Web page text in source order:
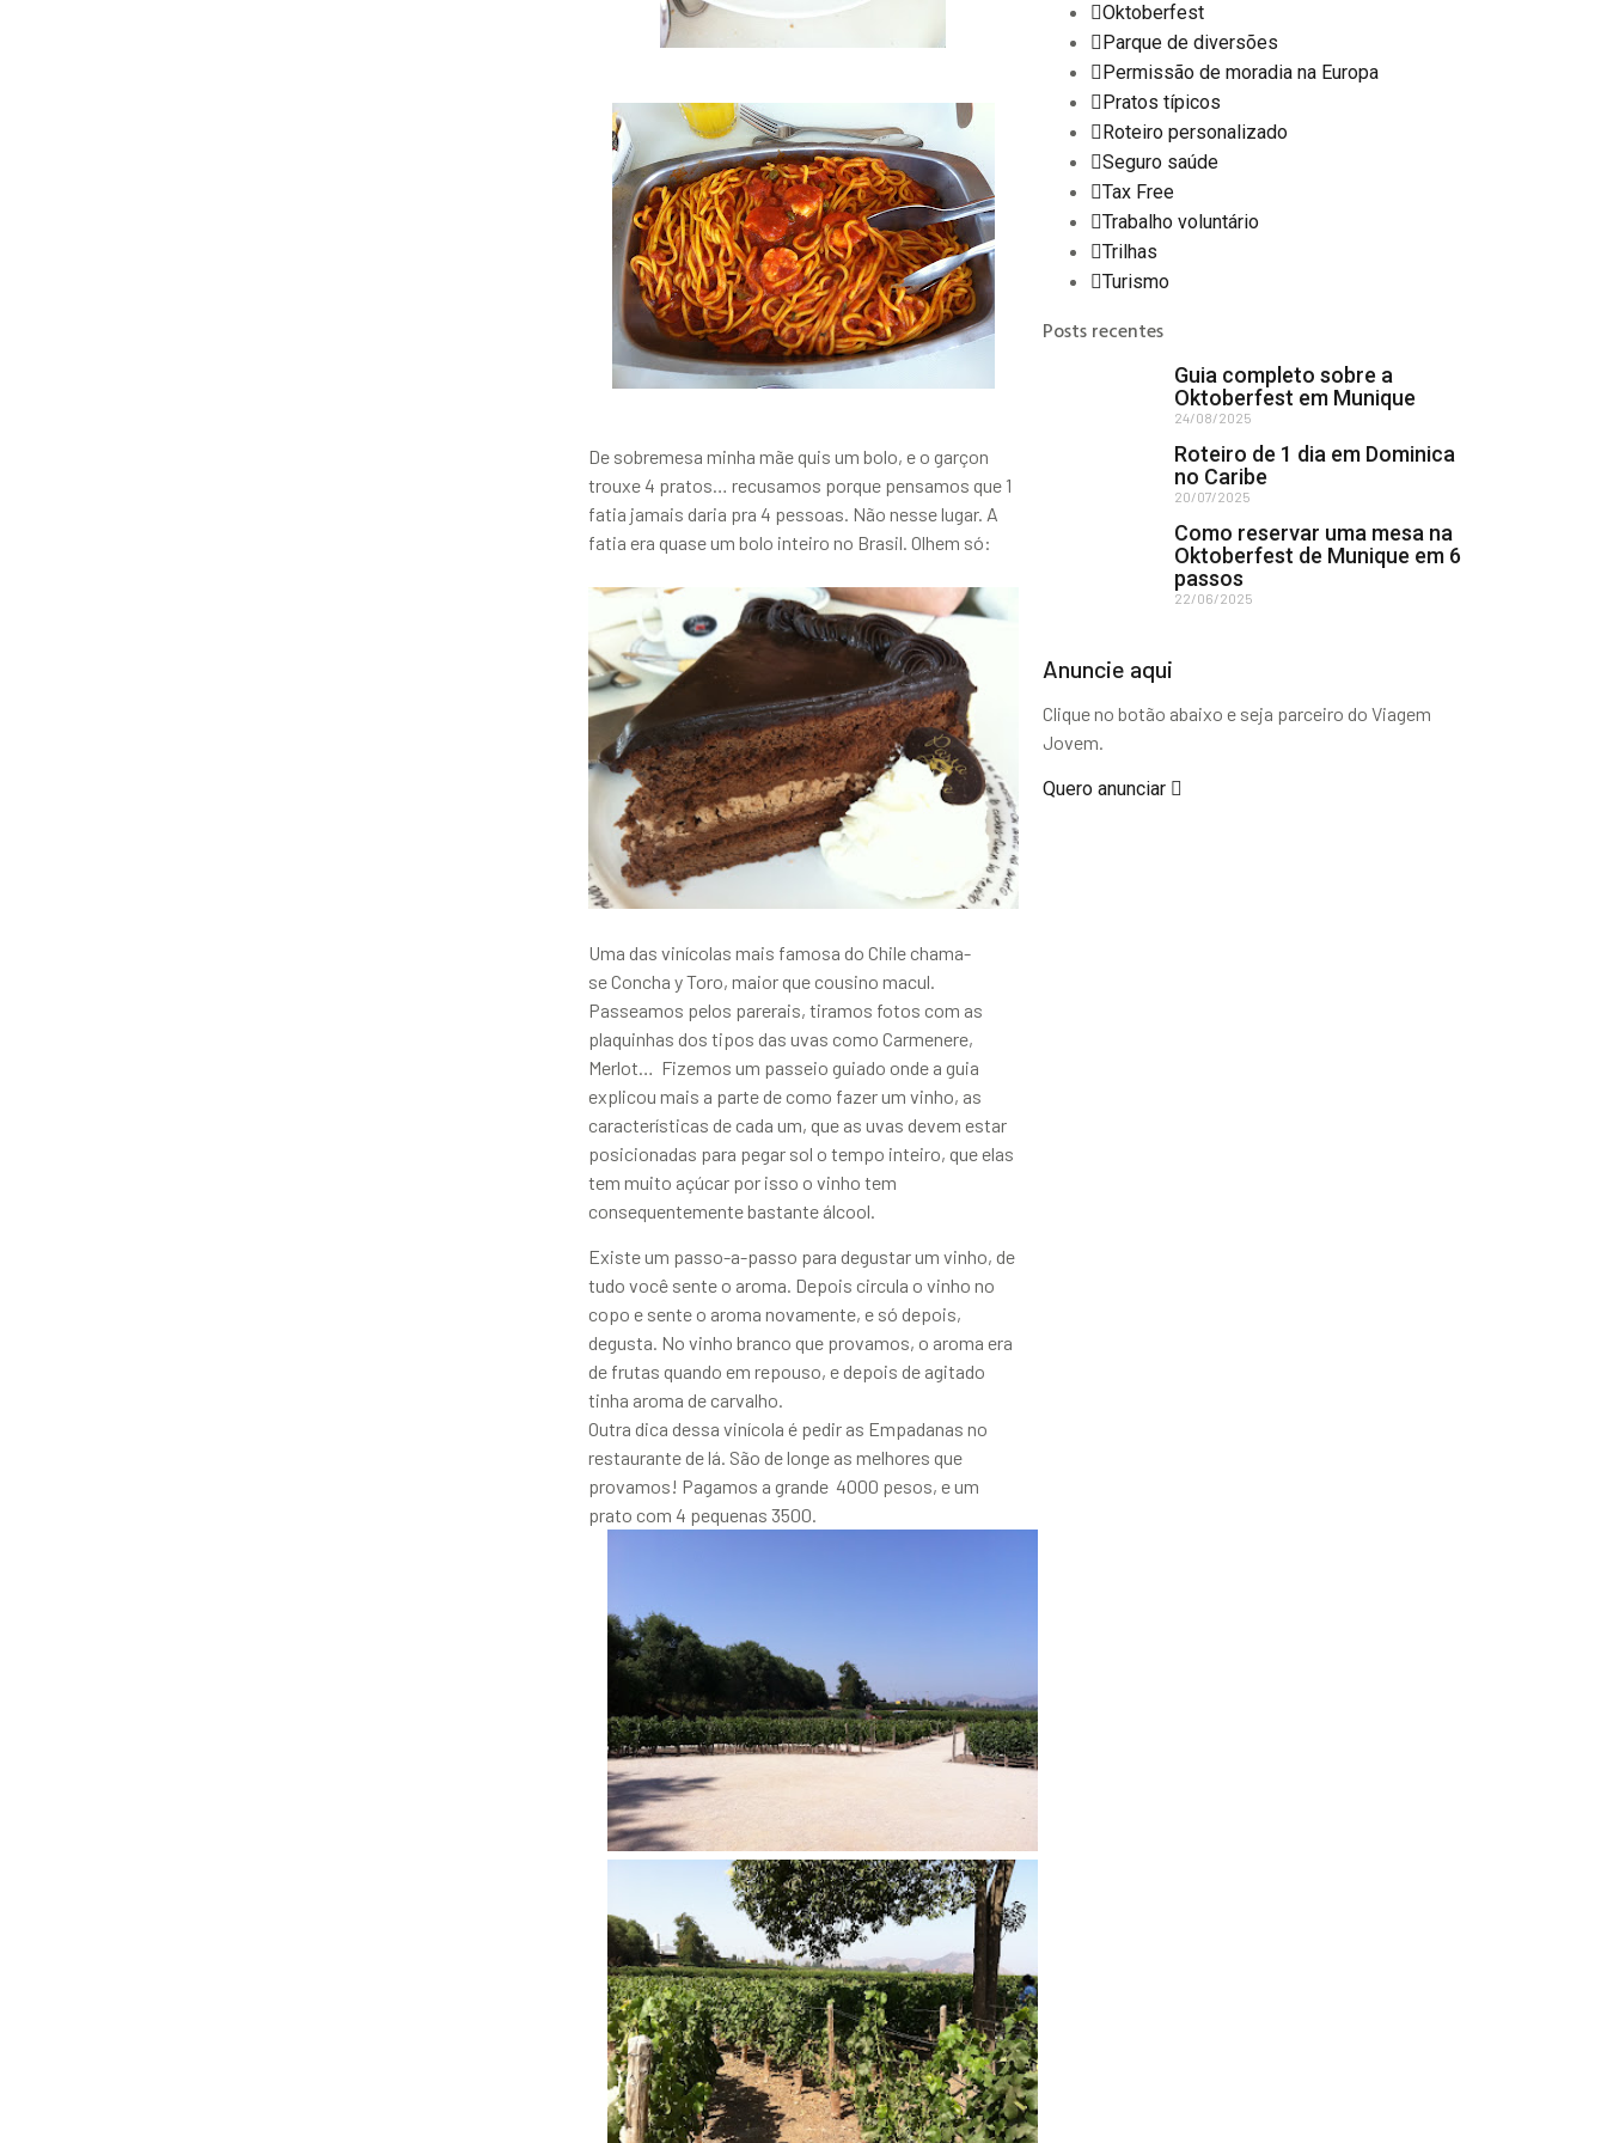
De sobremesa minha mãe quis um bolo, e o garçon
trouxe 4 pratos… recusamos porque pensamos que 1
fatia jamais daria pra 4 pessoas. Não nesse lugar. A
fatia era quase um bolo inteiro no Brasil. Olhem só:
Uma das vinícolas mais famosa do Chile chama-
se Concha y Toro, maior que cousino macul.
Passeamos pelos parerais, tiramos fotos com as
plaquinhas dos tipos das uvas como Carmenere,
Merlot… Fizemos um passeio guiado onde a guia
explicou mais a parte de como fazer um vinho, as
características de cada um, que as uvas devem estar
posicionadas para pegar sol o tempo inteiro, que elas
tem muito açúcar por isso o vinho tem
consequentemente bastante álcool.
Existe um passo-a-passo para degustar um vinho, de
tudo você sente o aroma. Depois circula o vinho no
copo e sente o aroma novamente, e só depois,
degusta. No vinho branco que provamos, o aroma era
de frutas quando em repouso, e depois de agitado
tinha aroma de carvalho.
Outra dica dessa vinícola é pedir as Empadanas no
restaurante de lá. São de longe as melhores que
provamos! Pagamos a grande 4000 pesos, e um
prato com 4 pequenas 3500.
Oktoberfest
Parque de diversões
Permissão de moradia na Europa
Pratos típicos
Roteiro personalizado
Seguro saúde
Tax Free
Trabalho voluntário
Trilhas
Turismo
Posts recentes
Guia completo sobre a
Oktoberfest em Munique
24/08/2025
Roteiro de 1 dia em Dominica
no Caribe
20/07/2025
Como reservar uma mesa na
Oktoberfest de Munique em 6
passos
22/06/2025
Anuncie aqui
Clique no botão abaixo e seja parceiro do Viagem
Jovem.
Quero anunciar